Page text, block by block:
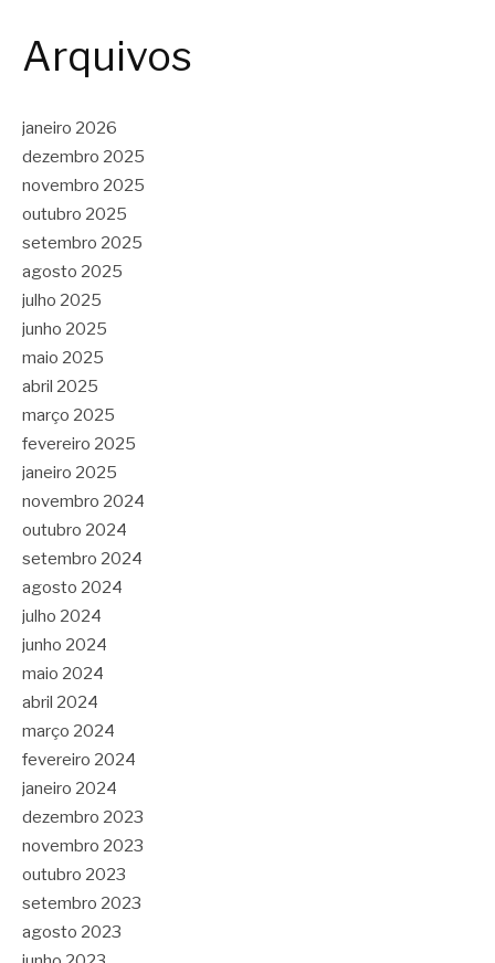
Arquivos
janeiro 2026
dezembro 2025
novembro 2025
outubro 2025
setembro 2025
agosto 2025
julho 2025
junho 2025
maio 2025
abril 2025
março 2025
fevereiro 2025
janeiro 2025
novembro 2024
outubro 2024
setembro 2024
agosto 2024
julho 2024
junho 2024
maio 2024
abril 2024
março 2024
fevereiro 2024
janeiro 2024
dezembro 2023
novembro 2023
outubro 2023
setembro 2023
agosto 2023